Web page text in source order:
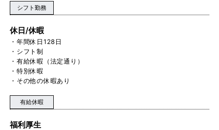
シフト勤務
休日/休暇
・年間休日128日
・シフト制
・有給休暇（法定通り）
・特別休暇
・その他の休暇あり
有給休暇
福利厚生